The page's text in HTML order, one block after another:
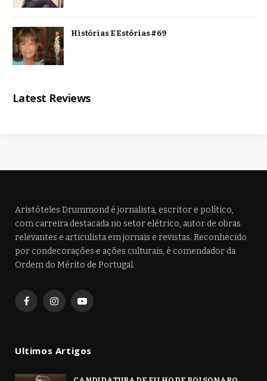
Histórias E Estórias #69
Latest Reviews
Aristóteles Drummond é jornalista, escritor e político,
com carreira destacada no setor elétrico, autor de obras
relevantes e articulista em jornais e revistas. Reconhecido
por condecorações e ações culturais, é comendador da
Ordem do Mérito de Portugal.
FacebookInstagramYouTube
Ultimos Artigos